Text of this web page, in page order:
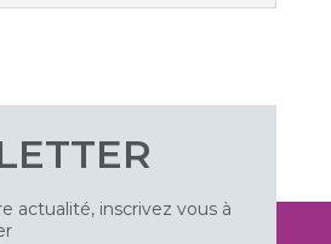
actualité, inscrivez vous à